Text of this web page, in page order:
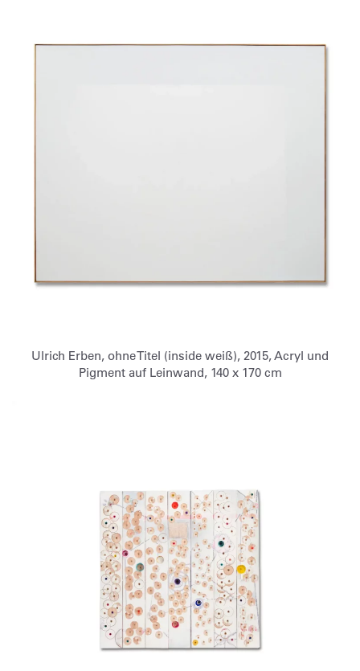
Ulrich Erben, ohne Titel (inside weiß), 2015, Acryl und
Pigment auf Leinwand, 140 x 170 cm